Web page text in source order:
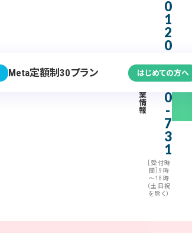
業
情
報
0
1
2
0
3
7
0
-
7
3
1
［受付時
間］9時
～18時
（土日祝
を除く）
Meta定額制30プラン はじめての方へ